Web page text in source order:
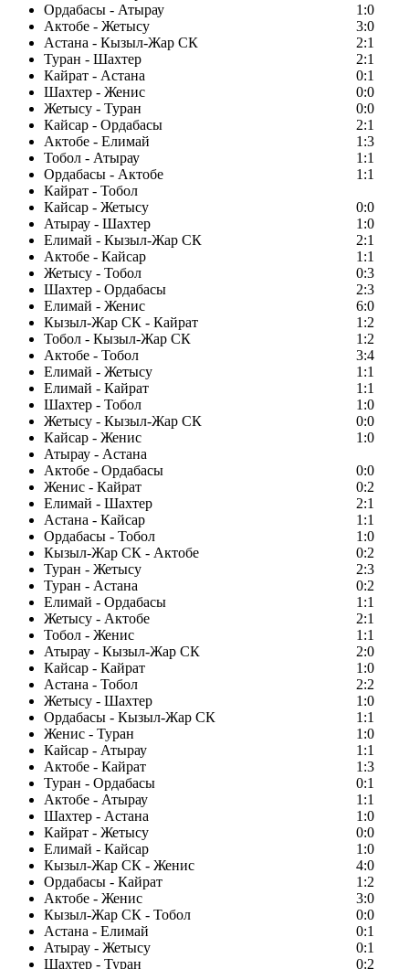
Ордабасы - Атырау
1:0
Актобе - Жетысу
3:0
Астана - Кызыл-Жар СК
2:1
Туран - Шахтер
2:1
Кайрат - Астана
0:1
Шахтер - Женис
0:0
Жетысу - Туран
0:0
Кайсар - Ордабасы
2:1
Актобе - Елимай
1:3
Тобол - Атырау
1:1
Ордабасы - Актобе
1:1
Кайрат - Тобол
Кайсар - Жетысу
0:0
Атырау - Шахтер
1:0
Елимай - Кызыл-Жар СК
2:1
Актобе - Кайсар
1:1
Жетысу - Тобол
0:3
Шахтер - Ордабасы
2:3
Елимай - Женис
6:0
Кызыл-Жар СК - Кайрат
1:2
Тобол - Кызыл-Жар СК
1:2
Актобе - Тобол
3:4
Елимай - Жетысу
1:1
Елимай - Кайрат
1:1
Шахтер - Тобол
1:0
Жетысу - Кызыл-Жар СК
0:0
Кайсар - Женис
1:0
Атырау - Астана
Актобе - Ордабасы
0:0
Женис - Кайрат
0:2
Елимай - Шахтер
2:1
Астана - Кайсар
1:1
Ордабасы - Тобол
1:0
Кызыл-Жар СК - Актобе
0:2
Туран - Жетысу
2:3
Туран - Астана
0:2
Елимай - Ордабасы
1:1
Жетысу - Актобе
2:1
Тобол - Женис
1:1
Атырау - Кызыл-Жар СК
2:0
Кайсар - Кайрат
1:0
Астана - Тобол
2:2
Жетысу - Шахтер
1:0
Ордабасы - Кызыл-Жар СК
1:1
Женис - Туран
1:0
Кайсар - Атырау
1:1
Актобе - Кайрат
1:3
Туран - Ордабасы
0:1
Актобе - Атырау
1:1
Шахтер - Астана
1:0
Кайрат - Жетысу
0:0
Елимай - Кайсар
1:0
Кызыл-Жар СК - Женис
4:0
Ордабасы - Кайрат
1:2
Актобе - Женис
3:0
Кызыл-Жар СК - Тобол
0:0
Астана - Елимай
0:1
Атырау - Жетысу
0:1
Шахтер - Туран
0:2